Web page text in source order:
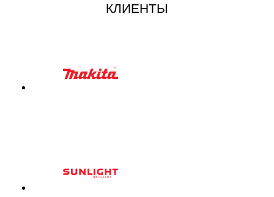
КЛИЕНТЫ